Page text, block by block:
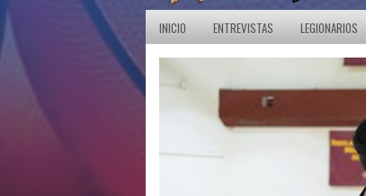
INICIO ENTREVISTAS LEGIONARIOS